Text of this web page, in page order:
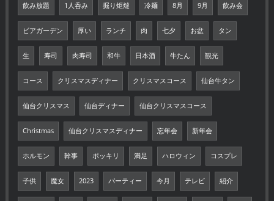
飲み放題 1人呑み 掘り炬燵 冷麺 8月 9月 飲み会
ビアガーデン 厚い ランチ 肉 七夕 お盆 タン
生 寿司 肉寿司 和牛 日本酒 牛たん 観光
コース クリスマスディナー クリスマスコース 仙台牛タン
仙台クリスマス 仙台ディナー 仙台クリスマスコース
Christmas 仙台クリスマスディナー 忘年会 新年会
ホルモン 幹事 ポッキリ 満足 ハロウィン コスプレ
子供 魔女 2023 パーティー 今月 テレビ 紹介